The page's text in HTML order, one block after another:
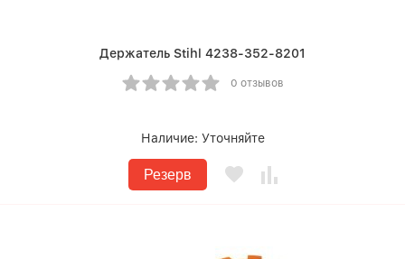
Держатель Stihl 4238-352-8201
0 отзывов
Наличие: Уточняйте
Резерв